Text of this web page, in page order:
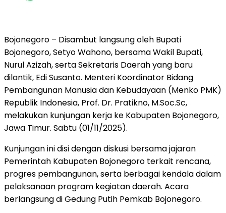
Bojonegoro – Disambut langsung oleh Bupati
Bojonegoro, Setyo Wahono, bersama Wakil Bupati,
Nurul Azizah, serta Sekretaris Daerah yang baru
dilantik, Edi Susanto. Menteri Koordinator Bidang
Pembangunan Manusia dan Kebudayaan (Menko PMK)
Republik Indonesia, Prof. Dr. Pratikno, M.Soc.Sc,
melakukan kunjungan kerja ke Kabupaten Bojonegoro,
Jawa Timur. Sabtu (01/11/2025).
Kunjungan ini disi dengan diskusi bersama jajaran
Pemerintah Kabupaten Bojonegoro terkait rencana,
progres pembangunan, serta berbagai kendala dalam
pelaksanaan program kegiatan daerah. Acara
berlangsung di Gedung Putih Pemkab Bojonegoro.